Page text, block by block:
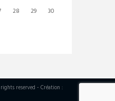
28 29
30
reserved - Création :